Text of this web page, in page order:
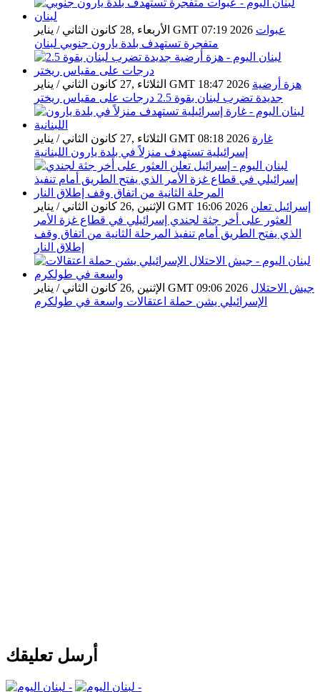
الأربعاء ,28 كانون الثاني / يناير GMT 07:19 2026 عبوات
متفجرة تستهدف بلدة يارون جنوبي لبنان
الثلاثاء ,27 كانون الثاني / يناير GMT 18:47 2026 هزة أرضية
جديدة تضرب لبنان بقوة 2.5 درجات على مقياس ريختر
الثلاثاء ,27 كانون الثاني / يناير GMT 08:18 2026 غارة
إسرائيلية تستهدف منزلاً في بلدة يارون اللبنانية
الإثنين ,26 كانون الثاني / يناير GMT 16:06 2026 إسرائيل تعلن
العثور على أخر جثة لجندي إسرائيلي في قطاع غزة الأمر
الذي يفتح الطريق أمام تنفيذ المرحلة الثانية من اتفاق وقف
إطلاق النار
الإثنين ,26 كانون الثاني / يناير GMT 09:06 2026 جيش الاحتلال
الإسرائيلي يشن حملة اعتقالات واسعة في طولكرم
أرسل تعليقك